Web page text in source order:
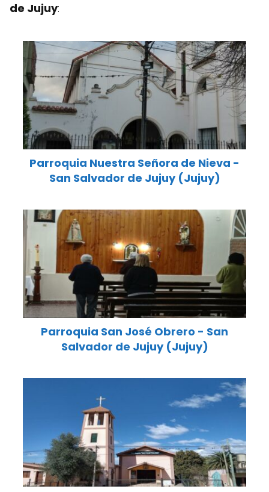
de Jujuy:
Parroquia Nuestra Señora de Nieva -
San Salvador de Jujuy (Jujuy)
Parroquia San José Obrero - San
Salvador de Jujuy (Jujuy)